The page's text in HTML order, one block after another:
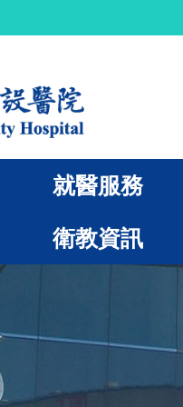
就醫服務
衛教資訊